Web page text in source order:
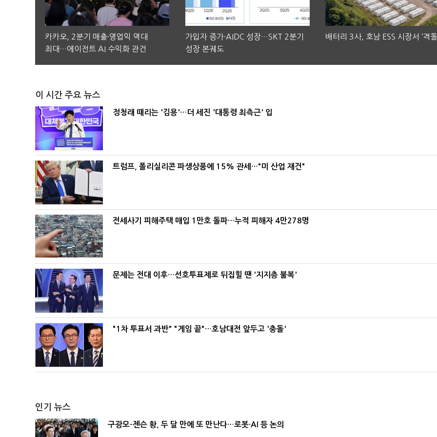
카카오, 2분기 매출·영업익 역대
최대…에이전트 AI 수익화 관건
가입자 증가·AIDC 성장…SKT 2분기
성장 본궤도
배터리 3사, 호남 ESS 시장서 ‘격돌
이 시간 주요 뉴스
정청래 때리는 '김용'…더 세진 '대통령 최측근' 입
트럼프, 폴리실리콘 파생상품에 15% 관세…"미 산업 재건"
전세사기 피해주택 매입 1만호 돌파…누적 피해자 4만278명
문제는 전대 이후…선호투표제로 뒤집힐 땐 '지지층 불복'
"1차 투표서 과반" "게임 끝"…호남대전 앞두고 '충돌'
인기 뉴스
구광모-젠슨 황, 두 달 만에 또 만난다…로봇·AI 등 논의